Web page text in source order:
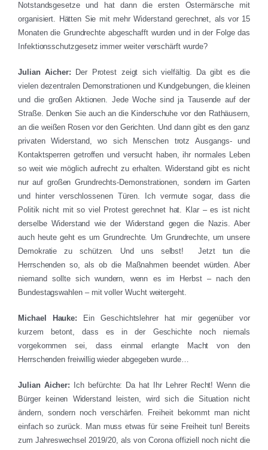
Notstandsgesetze und hat dann die ersten Ostermärsche mit
organisiert. Hätten Sie mit mehr Widerstand gerechnet, als vor 15
Monaten die Grundrechte abgeschafft wurden und in der Folge das
Infektionsschutzgesetz immer weiter verschärft wurde?
Julian Aicher: Der Protest zeigt sich vielfältig. Da gibt es die
vielen dezentralen Demonstrationen und Kundgebungen, die kleinen
und die großen Aktionen. Jede Woche sind ja Tausende auf der
Straße. Denken Sie auch an die Kinderschuhe vor den Rathäusern,
an die weißen Rosen vor den Gerichten. Und dann gibt es den ganz
privaten Widerstand, wo sich Menschen trotz Ausgangs- und
Kontaktsperren getroffen und versucht haben, ihr normales Leben
so weit wie möglich aufrecht zu erhalten. Widerstand gibt es nicht
nur auf großen Grundrechts-Demonstrationen, sondern im Garten
und hinter verschlossenen Türen. Ich vermute sogar, dass die
Politik nicht mit so viel Protest gerechnet hat. Klar – es ist nicht
derselbe Widerstand wie der Widerstand gegen die Nazis. Aber
auch heute geht es um Grundrechte. Um Grundrechte, um unsere
Demokratie zu schützen. Und uns selbst! Jetzt tun die
Herrschenden so, als ob die Maßnahmen beendet würden. Aber
niemand sollte sich wundern, wenn es im Herbst – nach den
Bundestagswahlen – mit voller Wucht weitergeht.
Michael Hauke: Ein Geschichtslehrer hat mir gegenüber vor
kurzem betont, dass es in der Geschichte noch niemals
vorgekommen sei, dass einmal erlangte Macht von den
Herrschenden freiwillig wieder abgegeben wurde…
Julian Aicher: Ich befürchte: Da hat Ihr Lehrer Recht! Wenn die
Bürger keinen Widerstand leisten, wird sich die Situation nicht
ändern, sondern noch verschärfen. Freiheit bekommt man nicht
einfach so zurück. Man muss etwas für seine Freiheit tun! Bereits
zum Jahreswechsel 2019/20, als von Corona offiziell noch nicht die